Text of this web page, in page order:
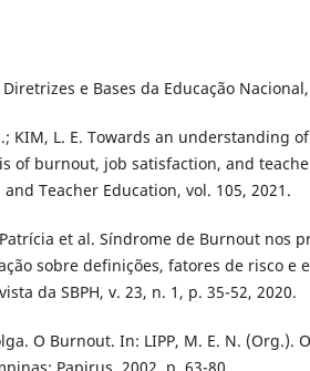
Diretrizes e Bases da Educação
KIM, L. E. Towards an understanding
of burnout, job satisfaction, and
Teacher Education, vol. 105, 2021.
Patrícia et al. Síndrome de Burnout nos
sobre definições, fatores de risco e
da SBPH, v. 23, n. 1, p. 35-52, 2020.
O Burnout. In: LIPP, M. E. N. (Org.).